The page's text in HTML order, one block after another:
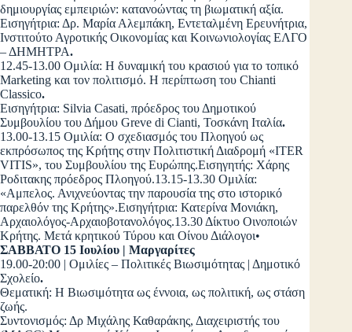
δημιουργίας εμπειριών: κατανοώντας τη βιωματική αξία.
Εισηγήτρια: Δρ. Μαρία Αλεμπάκη, Εντεταλμένη Ερευνήτρια,
Ινστιτούτο Αγροτικής Οικονομίας και Κοινωνιολογίας ΕΛΓΟ
– ΔΗΜΗΤΡΑ.
12.45-13.00 Ομιλία: Η δυναμική του κρασιού για το τοπικό
Marketing και τον πολιτισμό. Η περίπτωση του Chianti
Classico.
Εισηγήτρια: Silvia Casati, πρόεδρος του Δημοτικού
Συμβουλίου του Δήμου Greve di Cianti, Τοσκάνη Ιταλία.
13.00-13.15 Ομιλία: Ο σχεδιασμός του Πλοηγού ως
εκπρόσωπος της Κρήτης στην Πολιτιστική Διαδρομή «ITER
VITIS», του Συμβουλίου της Ευρώπης.Εισηγητής: Χάρης
Ροδιτακης πρόεδρος Πλοηγού.13.15-13.30 Ομιλία:
«Αμπελος. Ανιχνεύοντας την παρουσία της στο ιστορικό
παρελθόν της Κρήτης».Εισηγήτρια: Κατερίνα Μονιάκη,
Αρχαιολόγος-Αρχαιοβοτανολόγος.13.30 Δίκτυο Οινοποιών
Κρήτης. Μετά κρητικού Τύρου και Οίνου Διάλογοι•
ΣΑΒΒΑΤΟ 15 Ιουλίου | Μαργαρίτες
19.00-20:00 | Ομιλίες – Πολιτικές Βιωσιμότητας | Δημοτικό
Σχολείο.
Θεματική: Η Βιωσιμότητα ως έννοια, ως πολιτική, ως στάση
ζωής.
Συντονισμός: Δρ Μιχάλης Καθαράκης, Διαχειριστής του